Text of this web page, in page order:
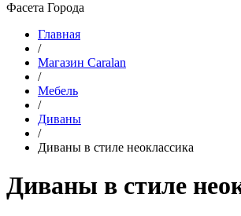
Фасета Города
Главная
/
Магазин Caralan
/
Мебель
/
Диваны
/
Диваны в стиле неоклассика
Диваны в стиле